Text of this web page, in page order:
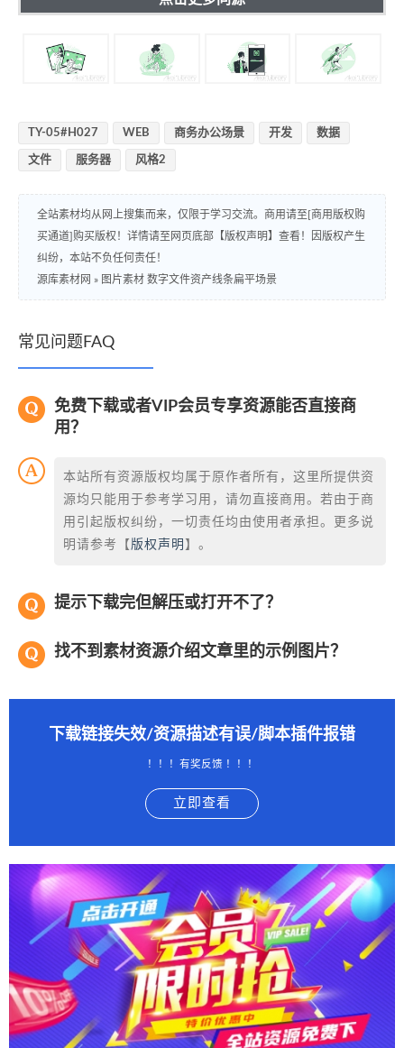
TY-05#H027 WEB 商务办公场景 开发 数据
文件 服务器 风格2
全站素材均从网上搜集而来，仅限于学习交流。商用请至[商用版权购
买通道]购买版权！详情请至网页底部【版权声明】查看！因版权产生
纠纷，本站不负任何责任！
源库素材网 » 图片素材 数字文件资产线条扁平场景
常见问题FAQ
免费下载或者VIP会员专享资源能否直接商
用？
本站所有资源版权均属于原作者所有，这里所提供资
源均只能用于参考学习用，请勿直接商用。若由于商
用引起版权纠纷，一切责任均由使用者承担。更多说
明请参考【 版权声明 】。
提示下载完但解压或打开不了？
找不到素材资源介绍文章里的示例图片？
下载链接失效/资源描述有误/脚本插件报错
！！！有奖反馈 ！！！
立即查看